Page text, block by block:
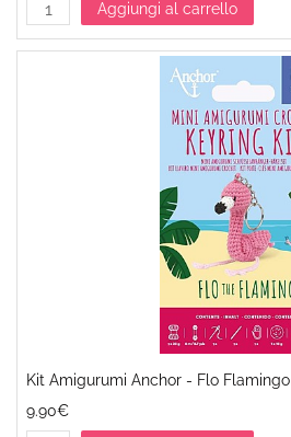
Aggiungi al carrello
Kit Amigurumi Anchor - Flo Flamingo
9.90€